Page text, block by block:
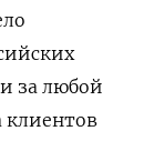
за любой
клиентов